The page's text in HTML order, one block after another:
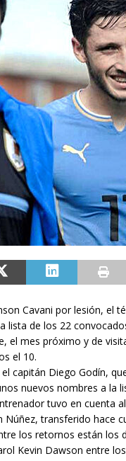
Cavani por lesión, el
lista de los 22
el mes próximo y de
el 10.
capitán Diego Godín,
nuevos nombres a la
tuvo en cuenta
Núñez, transferido hace
los retornos están los
Kevin Dawson entre